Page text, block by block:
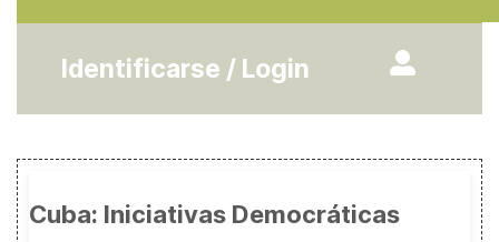
Identificarse / Login
Cuba: Iniciativas Democráticas